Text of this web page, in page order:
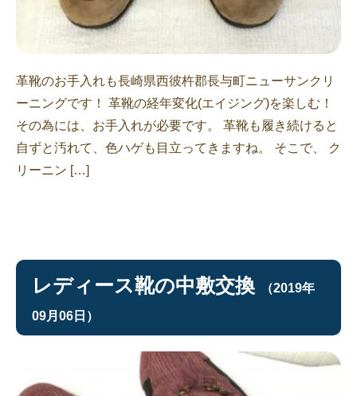
革靴のお手入れも長崎県西彼杵郡長与町ニューサンクリ
ーニングです！ 革靴の経年変化(エイジング)を楽しむ！
その為には、お手入れが必要です。 革靴も履き続けると
自ずと汚れて、色ハゲも目立ってきますね。 そこで、 ク
リーニン […]
レディース靴の中敷交換 （2019年
09月06日）